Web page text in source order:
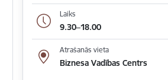
Laiks
9.30–18.00
Atrašanās vieta
Biznesa Vadības Centrs